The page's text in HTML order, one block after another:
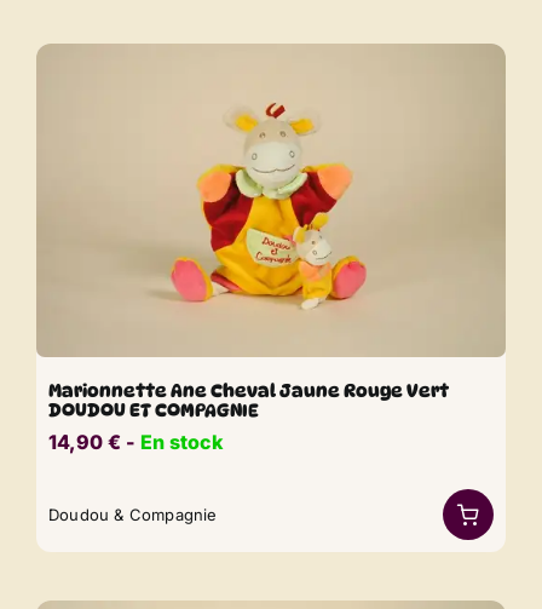
Marionnette Ane Cheval Jaune Rouge Vert
DOUDOU ET COMPAGNIE
14,90 € ​​ - En stock
Doudou & Compagnie